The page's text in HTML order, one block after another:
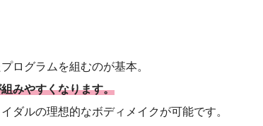
ログラムを組むのが基本。
みやすくなります。
ダルの理想的なボディメイクが可能です。